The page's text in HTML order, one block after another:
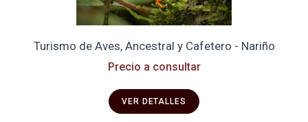
Turismo de Aves, Ancestral y Cafetero - Nariño
Precio a consultar
VER DETALLES